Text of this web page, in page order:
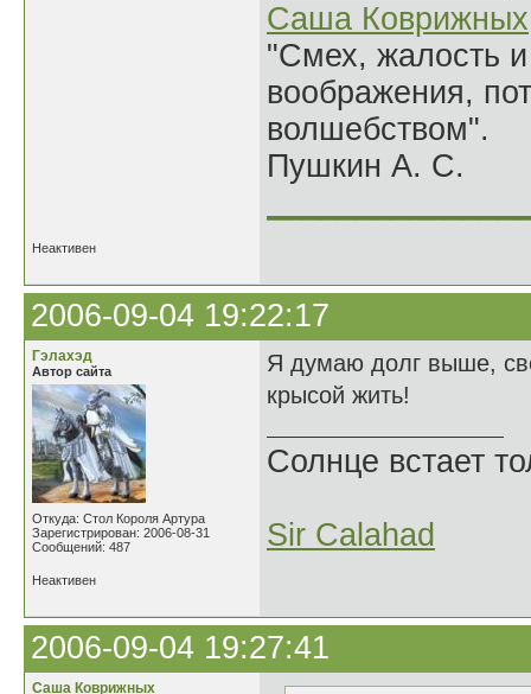
Саша Коврижных
"Смех, жалость
воображения,
волшебством".
Пушкин А. С.
Неактивен
2006-09-04 19:22:17
Гэлахэд
Автор сайта
Откуда: Стол Короля Артура
Зарегистрирован: 2006-08-31
Сообщений: 487
Я думаю долг выше,
крысой жить!
Солнце встает
Sir Calahad
Неактивен
2006-09-04 19:27:41
Саша Коврижных